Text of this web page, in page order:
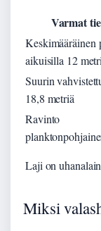
Varmat
Keskimääräinen
aikuisilla 12
Suurin
18,8 metriä
Ravinto
Laji on
Miksi